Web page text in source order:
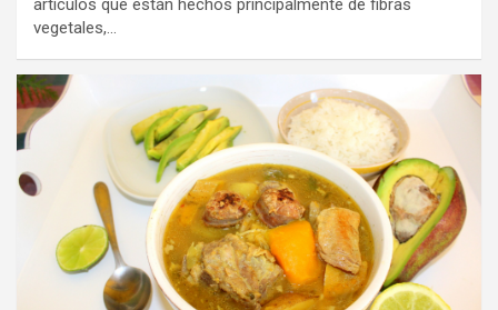
artículos que están hechos principalmente de fibras
vegetales,…